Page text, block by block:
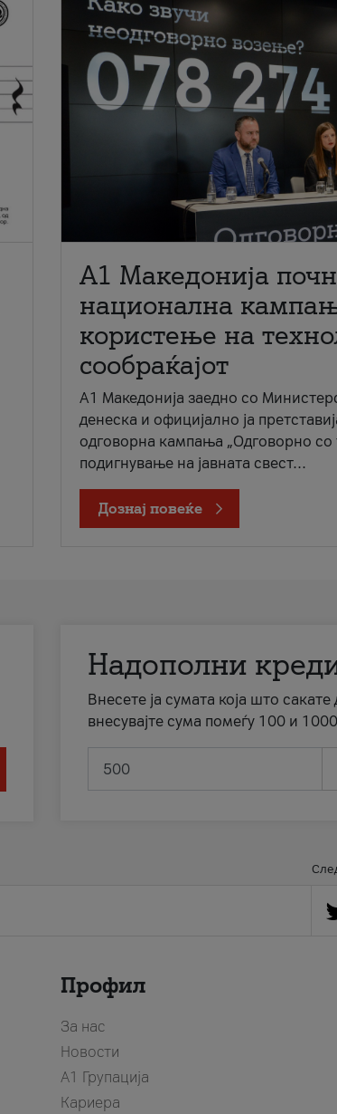
A1 Македонија
национална
користење на
сообраќајот
A1 Македонија заедно со
денеска и официјално ја
одговорна кампања „Одговорно со
подигнување на јавната свест...
Дознај повеќе
Надополни
Внесете ја сумата која што
внесувајте сума помеѓу 100 и
Профил
За нас
Новости
А1 Групација
Кариера